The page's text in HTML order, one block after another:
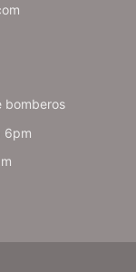
bomberos
6pm